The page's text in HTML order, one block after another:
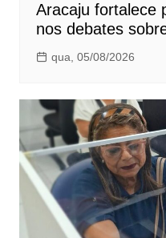
Aracaju fortalece
nos debates
qua, 05/08/2026